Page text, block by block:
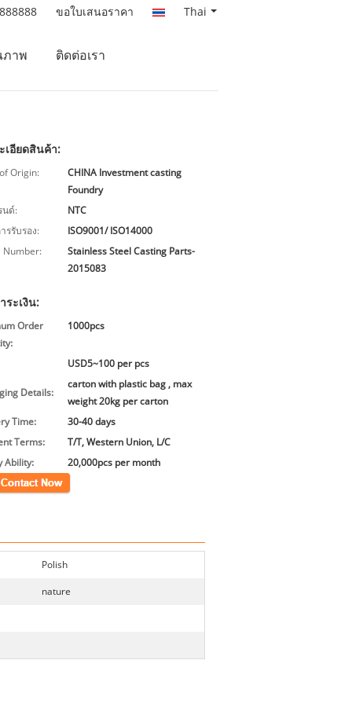
ขอใบเสนอราคา Thai
าพ ติดต่อเรา
เอียดสินค้า:
Origin:
CHINA Investment casting
Foundry
นด์:
NTC
รรับรอง:
ISO9001/ ISO14000
Number:
Stainless Steel Casting Parts-
2015083
ระเงิน:
Order
1000pcs
USD5~100 per pcs
Details:
carton with plastic bag , max
weight 20kg per carton
Time:
30-40 days
Terms:
T/T, Western Union, L/C
Ability:
20,000pcs per month
Polish
nature